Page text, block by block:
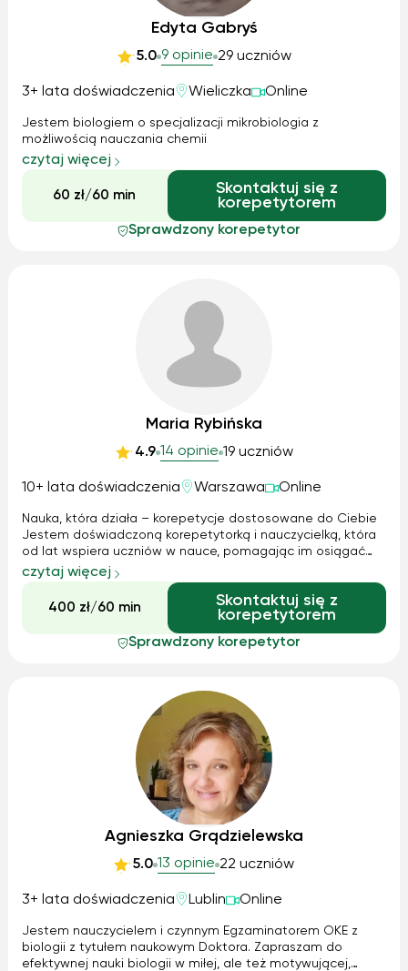
Edyta Gabryś
5.0 9 opinie 29 uczniów
3+ lata doświadczenia Wieliczka Online
Jestem biologiem o specjalizacji mikrobiologia z
możliwością nauczania chemii
czytaj więcej
60 zł/60 min
Skontaktuj się z
korepetytorem
Sprawdzony korepetytor
Maria Rybińska
4.9 14 opinie 19 uczniów
10+ lata doświadczenia Warszawa Online
Nauka, która działa – korepetycje dostosowane do Ciebie
Jestem doświadczoną korepetytorką i nauczycielką, która
od lat wspiera uczniów w nauce, pomagając im osiągać
lepsze wyniki i budować pewność siebie. Moim celem jest
nie tylko przekazanie wiedzy, ale również nauczenie
skutecznych metod uczenia ...
czytaj więcej
400 zł/60 min
Skontaktuj się z
korepetytorem
Sprawdzony korepetytor
Agnieszka Grądzielewska
5.0 13 opinie 22 uczniów
3+ lata doświadczenia Lublin Online
Jestem nauczycielem i czynnym Egzaminatorem OKE z
biologii z tytułem naukowym Doktora. Zapraszam do
efektywnej nauki biologii w miłej, ale też motywującej,